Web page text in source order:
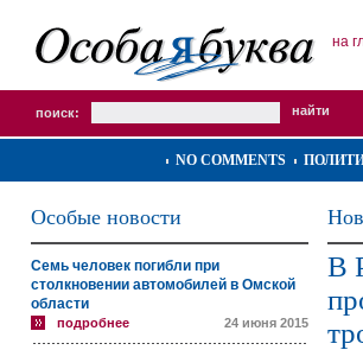
на
поиск:
NO COMMENTS
Особые новости
Семь человек погибли при
столкновении автомобилей в Омской
области
подробнее 24 июня 2015
В